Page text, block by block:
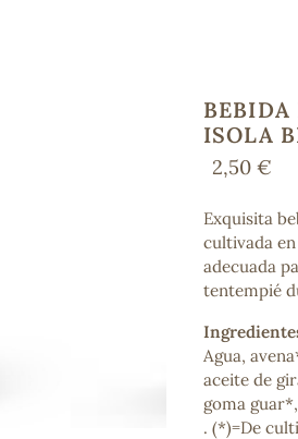
plantas
colesterol y glucosa
BEBIDA
ISOLA
2,50 €
Exquisita
cultivada
adecuada
tentempié
Agua,
aceite de
goma
. (*)=De